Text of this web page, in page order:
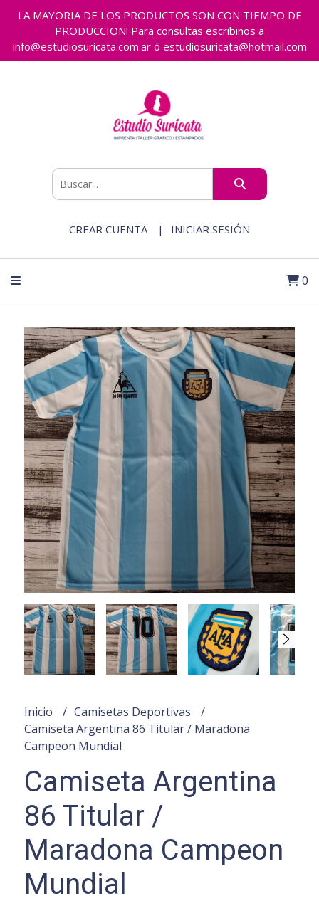
LA MAYORIA DE LOS PRODUCTOS SON CON TIEMPO DE
PRODUCCION! Para consultas escribinos a
info@estudiosuricata.com.ar ó estudiosuricata@hotmail.com
CREAR CUENTA INICIAR SESIÓN
0
Inicio
Camisetas Deportivas
Camiseta Argentina 86 Titular / Maradona
Campeon Mundial
Camiseta Argentina
86 Titular /
Maradona Campeon
Mundial